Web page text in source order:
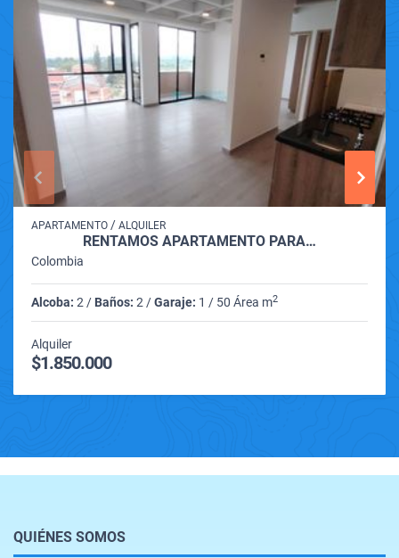
APARTAMENTO / ALQUILER
RENTAMOS APARTAMENTO PARA…
Colombia
Alcoba: 2 / Baños: 2 /Garaje: 1 / 50 Área m2
Alquiler
$1.850.000
QUIÉNES SOMOS